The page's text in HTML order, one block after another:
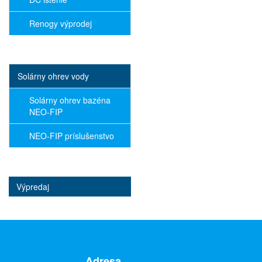
Renogy výprodej
Solárny ohrev vody
Solárny ohrev bazéna
NEO-FIP
NEO-FIP príslušenstvo
Výpredaj